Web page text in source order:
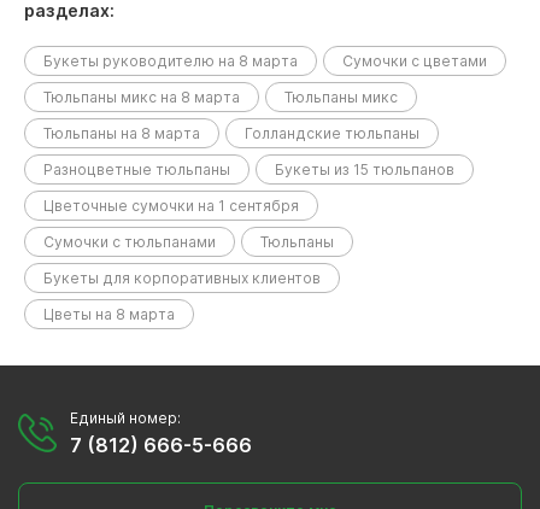
разделах:
Букеты руководителю на 8 марта
Сумочки с цветами
Тюльпаны микс на 8 марта
Тюльпаны микс
Тюльпаны на 8 марта
Голландские тюльпаны
Разноцветные тюльпаны
Букеты из 15 тюльпанов
Цветочные сумочки на 1 сентября
Сумочки с тюльпанами
Тюльпаны
Букеты для корпоративных клиентов
Цветы на 8 марта
Единый номер:
7 (812) 666-5-666